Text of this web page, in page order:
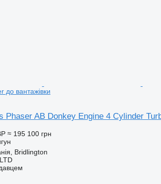
до вантажівки
Phaser AB Donkey Engine 4 Cylinder
≈ 195 100 грн
Bridlington